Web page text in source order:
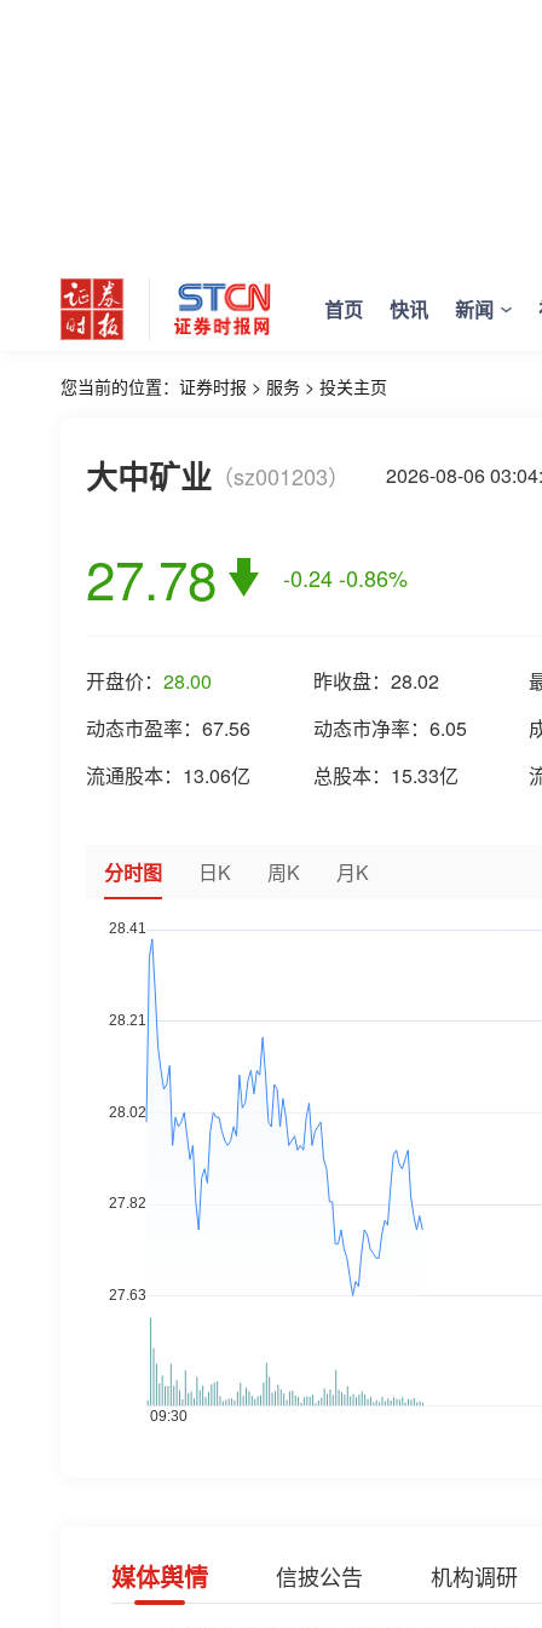
首页 快讯 新闻
您当前的位置： 证券时报 > 服务 > 投关主页
大中矿业 （sz001203） 2026-08-06
27.78 -0.24-0.86%
开盘价： 28.00 昨收盘： 28.02
动态市盈率： 67.56 动态市净率： 6.05
流通股本： 13.06亿 总股本： 15.33亿
分时图 日K 周K 月K
媒体舆情 信披公告 机构调研